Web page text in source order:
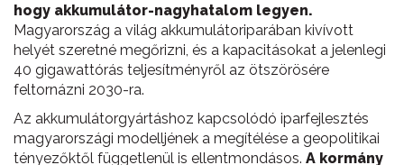
hogy akkumulátor-nagyhatalom legyen.
Magyarország a világ akkumulátoriparában kivívott
helyét szeretné megőrizni, és a kapacitásokat a jelenlegi
40 gigawattórás teljesítményről az ötszörösére
feltornázni 2030-ra.
Az akkumulátorgyártáshoz kapcsolódó iparfejlesztés
magyarországi modelljének a megítélése a geopolitikai
tényezőktől függetlenül is ellentmondásos. A kormány